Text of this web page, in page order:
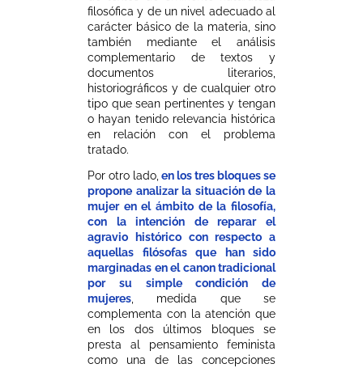
filosófica y de un nivel adecuado al
carácter básico de la materia, sino
también mediante el análisis
complementario de textos y
documentos literarios,
historiográficos y de cualquier otro
tipo que sean pertinentes y tengan
o hayan tenido relevancia histórica
en relación con el problema
tratado.
Por otro lado, en los tres bloques se
propone analizar la situación de la
mujer en el ámbito de la filosofía,
con la intención de reparar el
agravio histórico con respecto a
aquellas filósofas que han sido
marginadas en el canon tradicional
por su simple condición de
mujeres, medida que se
complementa con la atención que
en los dos últimos bloques se
presta al pensamiento feminista
como una de las concepciones